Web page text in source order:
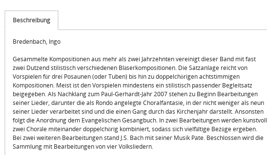
Beschreibung
Bredenbach, Ingo
Gesammelte Kompositionen aus mehr als zwei Jahrzehnten vereinigt dieser Band mit fast
zwei Dutzend stilistisch verschiedenen Bläserkompositionen. Die Satzanlage reicht von
Vorspielen für drei Posaunen (oder Tuben) bis hin zu doppelchörigen achtstimmigen
Kompositionen. Meist ist den Vorspielen mindestens ein stilistisch passender Begleitsatz
beigegeben. Als Nachklang zum Paul-Gerhardt-Jahr 2007 stehen zu Beginn Bearbeitungen
seiner Lieder, darunter die als Rondo angelegte Choralfantasie, in der nicht weniger als neun
seiner Lieder verarbeitet sind und die einen Gang durch das Kirchenjahr darstellt. Ansonsten
folgt die Anordnung dem Evangelischen Gesangbuch. In zwei Bearbeitungen werden kunstvoll
zwei Choräle miteinander doppelchörig kombiniert, sodass sich vielfältige Bezüge ergeben.
Bei zwei weiteren Bearbeitungen stand J.S. Bach mit seiner Musik Pate. Beschlossen wird die
Sammlung mit Bearbeitungen von vier Volksliedern.